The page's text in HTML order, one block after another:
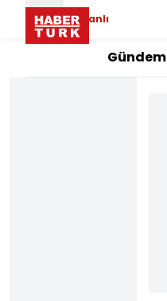
Canlı
Gündem